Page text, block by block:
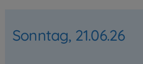
Sonntag, 21.06.26